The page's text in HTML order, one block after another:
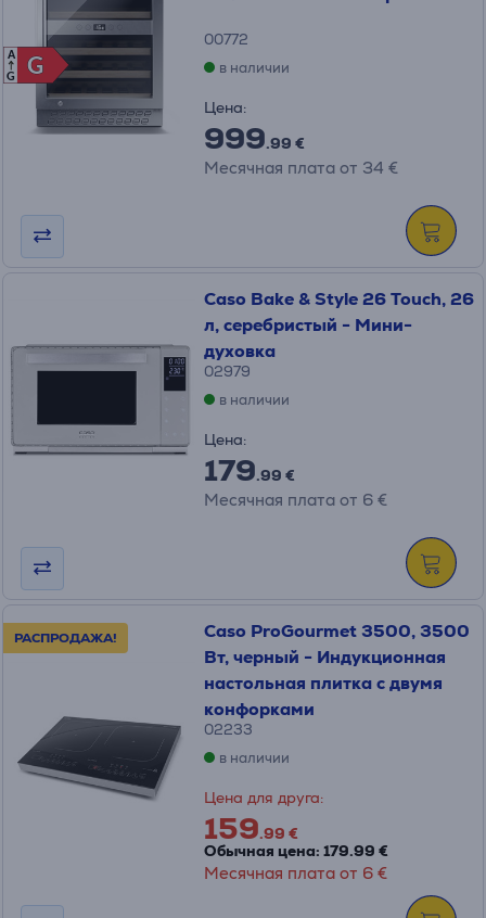
G
G
A
G
00772
в наличии
Цена:
999.99 €
Месячная плата от 34 €
Caso Bake & Style 26 Touch, 26
л, серебристый - Мини-
духовка
02979
в наличии
Цена:
179.99 €
Месячная плата от 6 €
РАСПРОДАЖА!
Caso ProGourmet 3500, 3500
Вт, черный - Индукционная
настольная плитка с двумя
конфорками
02233
в наличии
Цена для друга:
159.99 €
Обычная цена: 179.99 €
Месячная плата от 6 €